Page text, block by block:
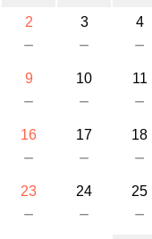
2
－
3
－
4
－
9
－
10
－
11
－
16
－
17
－
18
－
23
－
24
－
25
－